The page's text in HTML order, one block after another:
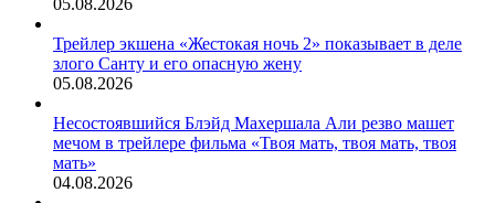
05.08.2026
Трейлер экшена «Жестокая ночь 2» показывает в деле
злого Санту и его опасную жену
05.08.2026
Несостоявшийся Блэйд Махершала Али резво машет
мечом в трейлере фильма «Твоя мать, твоя мать, твоя
мать»
04.08.2026